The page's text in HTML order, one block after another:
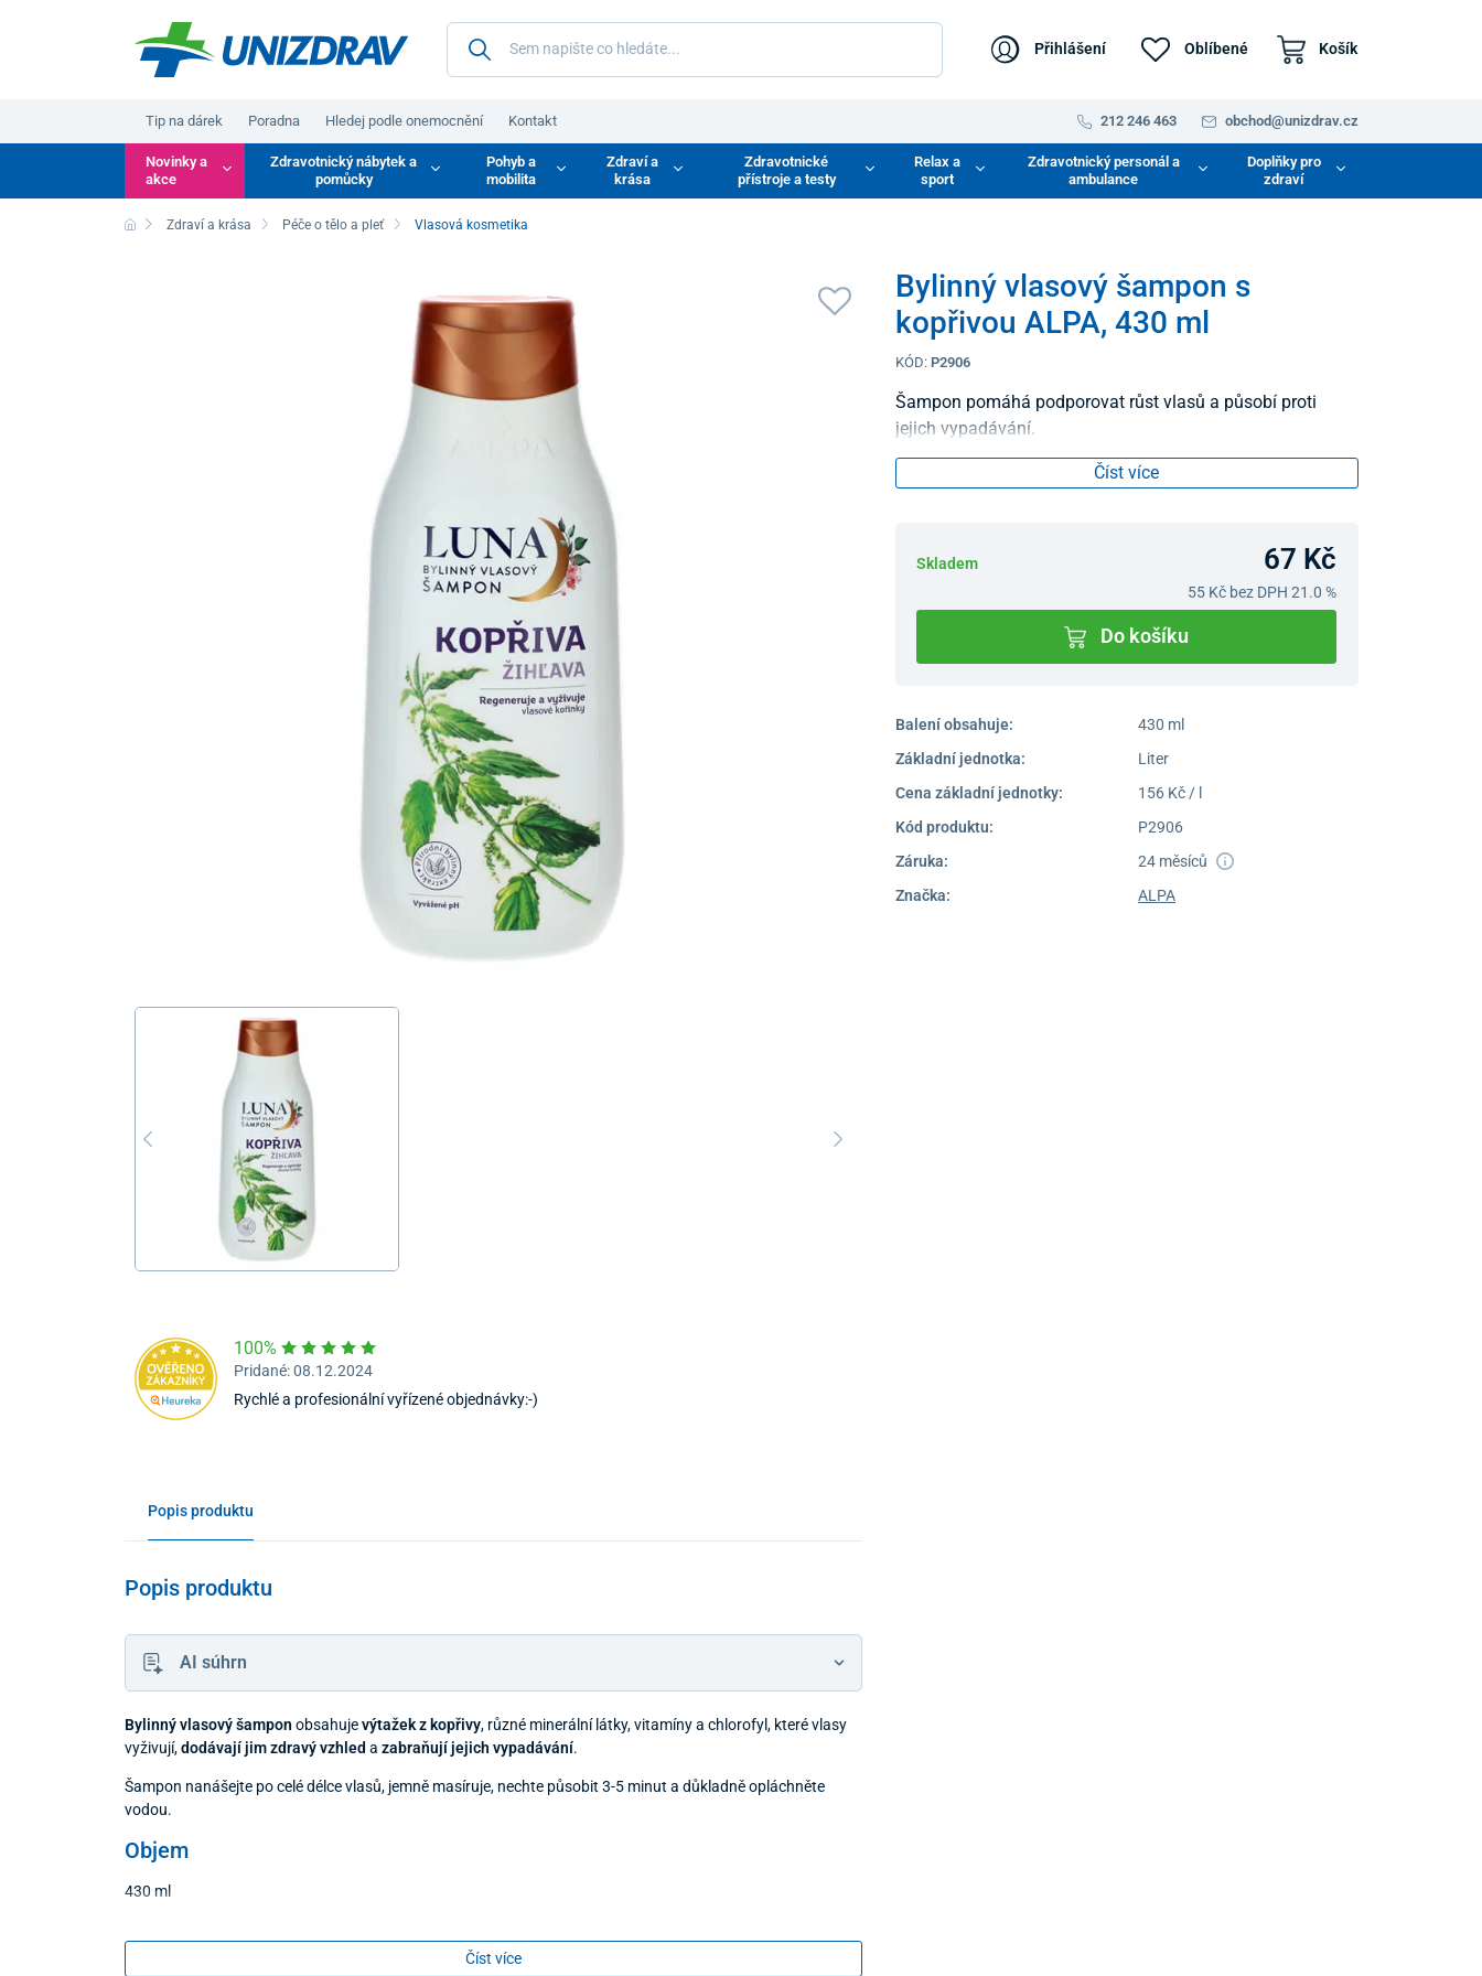
Přihlášení Oblíbené Košík
Tip na dárek Poradna Hledej podle onemocnění Kontakt 212 246 463 obchod@unizdrav.cz
Novinky a
akce
Zdravotnický nábytek a
pomůcky
Pohyb a
mobilita
Zdraví a
krása
Zdravotnické
přístroje a testy
Relax a
sport
Zdravotnický personál a
ambulance
Doplňky pro
zdraví
Zdraví a krása Péče o tělo a pleť Vlasová kosmetika
Bylinný vlasový šampon s
kopřivou ALPA, 430 ml
KÓD: P2906
Šampon pomáhá podporovat růst vlasů a působí proti
jejich vypadávání.
Číst více
Skladem 67 Kč
55 Kčbez DPH 21.0 %
Do košíku
Balení obsahuje:
430 ml
Základní jednotka:
Liter
Cena základní jednotky:
156 Kč / l
Kód produktu:
P2906
Záruka:
24 měsíců
Značka:
ALPA
100%
Pridané: 08.12.2024
Rychlé a profesionální vyřízené objednávky:-)
Popis produktu
Popis produktu
AI súhrn
Bylinný vlasový šampon obsahujevýtažek z kopřivy, různé minerální látky, vitamíny a chlorofyl, které vlasy
vyživují,dodávají jim zdravý vzhled a zabraňují jejich vypadávání.
Šampon nanášejte po celé délce vlasů, jemně masíruje, nechte působit 3-5 minut a důkladně opláchněte
vodou.
Objem
430 ml
Číst více